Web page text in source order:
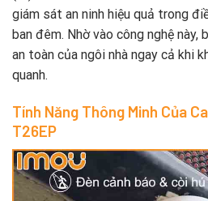
giám sát an ninh hiệu quả trong
ban đêm. Nhờ vào công nghệ
an toàn của ngôi nhà ngay cả khi
quanh.
Tính Năng Thông Minh Của
T26EP